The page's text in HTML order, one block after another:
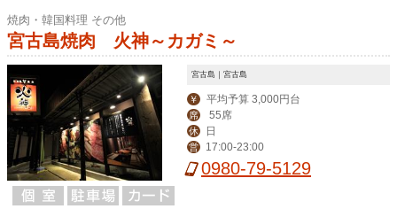
焼肉・韓国料理 その他
宮古島焼肉 火神～カガミ～
宮古島｜宮古島
￥ 平均予算 3,000円台
席 55席
休 日
営 17:00-23:00
0980-79-5129